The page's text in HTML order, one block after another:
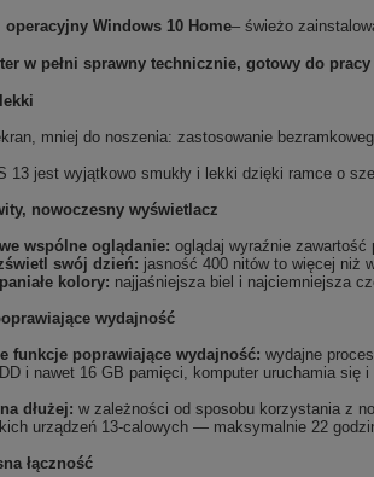
operacyjny Windows 10 Home– świeżo
w pełni sprawny technicznie, gotowy do
mniej do noszenia: zastosowanie
13 jest wyjątkowo smukły i lekki dzięki ramce o
nowoczesny wyświetlacz
wspólne oglądanie: oglądaj wyraźnie
swój dzień: jasność 400 nitów to więcej niż
kolory: najjaśniejsza biel i najciemniejsza
wydajność
funkcje poprawiające wydajność: wydajne
i nawet 16 GB pamięci, komputer uruchamia się
dłużej: w zależności od sposobu korzystania z
urządzeń 13-calowych — maksymalnie 22
łączność